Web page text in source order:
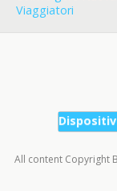
Viaggiatori
All content Copyright